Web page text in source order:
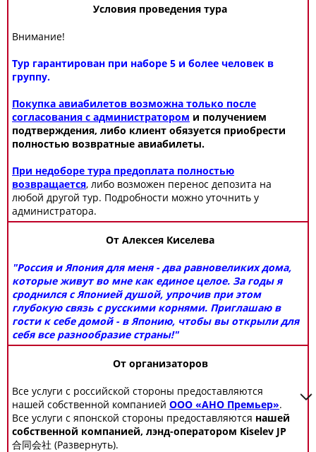
Условия проведения тура
Внимание!
Тур гарантирован при наборе 5 и более человек в
группу.
Покупка авиабилетов возможна только после
согласования с администратором и получением
подтверждения, либо клиент обязуется приобрести
полностью возвратные авиабилеты.
При недоборе тура предоплата полностью
возвращается, либо возможен перенос депозита на
любой другой тур. Подробности можно уточнить у
администратора.
От Алексея Киселева
"Россия и Япония для меня - два равновеликих дома,
которые живут во мне как единое целое. За годы я
сроднился с Японией душой, упрочив при этом
глубокую связь с русскими корнями. Приглашаю в
гости к себе домой - в Японию, чтобы вы открыли для
себя все разнообразие страны!"
От организаторов
Все услуги с российской стороны предоставляются
нашей собственной компанией ООО «АНО Премьер».
Все услуги с японской стороны предоставляются нашей
собственной компанией, лэнд-оператором Kiselev JP
合同会社 (Развернуть).